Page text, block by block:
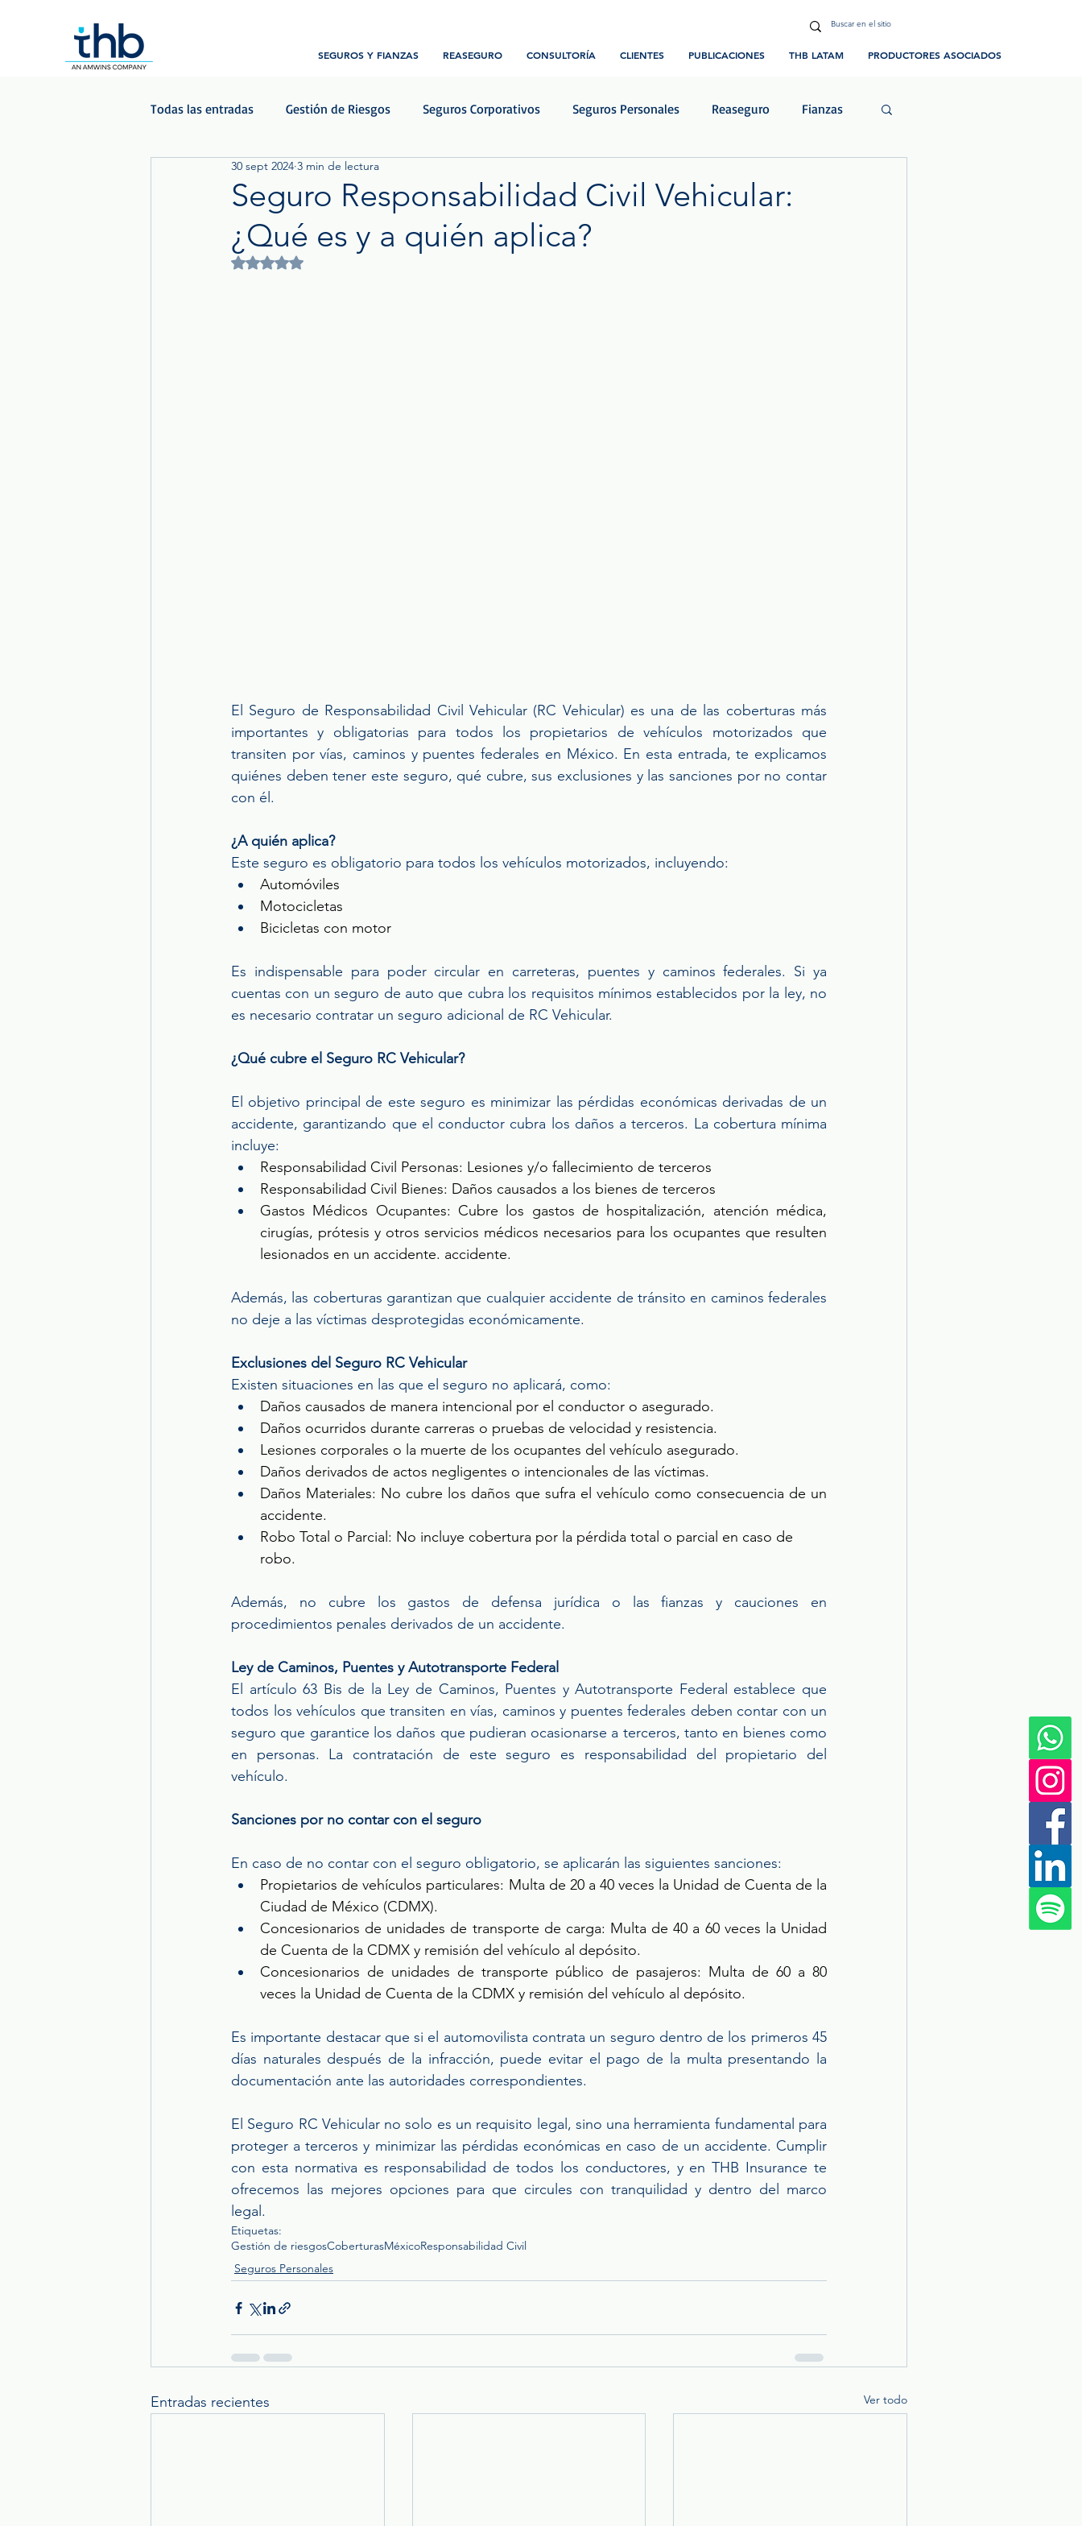
SEGUROS Y FIANZAS REASEGURO CONSULTORÍA CLIENTES PUBLICACIONES THB LATAM PRODUCTORES ASOCIADOS
Todas las entradas Gestión de Riesgos Seguros Corporativos Seguros Personales Reaseguro Fianzas
Beneficios para empleados Transporte y Logística
Podcast - Las Voces del Seguro
Seguro Responsabilidad Civil Vehicular:
¿Qué es y a quién aplica?
30 sept 2024 3 min de lectura
Obtuvo NaN de 5 estrellas.
El Seguro de Responsabilidad Civil Vehicular (RC Vehicular) es una de las coberturas más
importantes y obligatorias para todos los propietarios de vehículos motorizados que
transiten por vías, caminos y puentes federales en México. En esta entrada, te explicamos
quiénes deben tener este seguro, qué cubre, sus exclusiones y las sanciones por no contar
con él.
¿A quién aplica?
Este seguro es obligatorio para todos los vehículos motorizados, incluyendo:
Automóviles
Motocicletas
Bicicletas con motor
Es indispensable para poder circular en carreteras, puentes y caminos federales. Si ya
cuentas con un seguro de auto que cubra los requisitos mínimos establecidos por la ley, no
es necesario contratar un seguro adicional de RC Vehicular.
¿Qué cubre el Seguro RC Vehicular?
El objetivo principal de este seguro es minimizar las pérdidas económicas derivadas de un
accidente, garantizando que el conductor cubra los daños a terceros. La cobertura mínima
incluye:
Responsabilidad Civil Personas: Lesiones y/o fallecimiento de terceros
Responsabilidad Civil Bienes: Daños causados a los bienes de terceros
Gastos Médicos Ocupantes: Cubre los gastos de hospitalización, atención médica,
cirugías, prótesis y otros servicios médicos necesarios para los ocupantes que resulten
lesionados en un accidente. accidente.
Además, las coberturas garantizan que cualquier accidente de tránsito en caminos federales
no deje a las víctimas desprotegidas económicamente.
Exclusiones del Seguro RC Vehicular
Existen situaciones en las que el seguro no aplicará, como:
Daños causados de manera intencional por el conductor o asegurado.
Daños ocurridos durante carreras o pruebas de velocidad y resistencia.
Lesiones corporales o la muerte de los ocupantes del vehículo asegurado.
Daños derivados de actos negligentes o intencionales de las víctimas.
Daños Materiales: No cubre los daños que sufra el vehículo como consecuencia de un
accidente.
Robo Total o Parcial: No incluye cobertura por la pérdida total o parcial en caso de
robo.
Además, no cubre los gastos de defensa jurídica o las fianzas y cauciones en
procedimientos penales derivados de un accidente.
Ley de Caminos, Puentes y Autotransporte Federal
El artículo 63 Bis de la Ley de Caminos, Puentes y Autotransporte Federal establece que
todos los vehículos que transiten en vías, caminos y puentes federales deben contar con un
seguro que garantice los daños que pudieran ocasionarse a terceros, tanto en bienes como
en personas. La contratación de este seguro es responsabilidad del propietario del
vehículo.
Sanciones por no contar con el seguro
En caso de no contar con el seguro obligatorio, se aplicarán las siguientes sanciones:
Propietarios de vehículos particulares: Multa de 20 a 40 veces la Unidad de Cuenta de la
Ciudad de México (CDMX).
Concesionarios de unidades de transporte de carga: Multa de 40 a 60 veces la Unidad
de Cuenta de la CDMX y remisión del vehículo al depósito.
Concesionarios de unidades de transporte público de pasajeros: Multa de 60 a 80
veces la Unidad de Cuenta de la CDMX y remisión del vehículo al depósito.
Es importante destacar que si el automovilista contrata un seguro dentro de los primeros 45
días naturales después de la infracción, puede evitar el pago de la multa presentando la
documentación ante las autoridades correspondientes.
El Seguro RC Vehicular no solo es un requisito legal, sino una herramienta fundamental para
proteger a terceros y minimizar las pérdidas económicas en caso de un accidente. Cumplir
con esta normativa es responsabilidad de todos los conductores, y en THB Insurance te
ofrecemos las mejores opciones para que circules con tranquilidad y dentro del marco
legal.
Etiquetas:
Gestión de riesgosCoberturasMéxicoResponsabilidad Civil
Seguros Personales
Entradas recientes Ver todo